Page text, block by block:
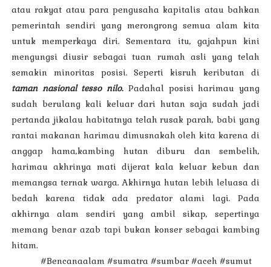
atau rakyat atau para pengusaha kapitalis atau bahkan
pemerintah sendiri yang merongrong semua alam kita
untuk memperkaya diri. Sementara itu, gajahpun kini
mengungsi diusir sebagai tuan rumah asli yang telah
semakin minoritas posisi. Seperti kisruh keributan di
taman nasional tesso nilo. Padahal posisi harimau yang
sudah berulang kali keluar dari hutan saja sudah jadi
pertanda jikalau habitatnya telah rusak parah, babi yang
rantai makanan harimau dimusnakah oleh kita karena di
anggap hama,kambing hutan diburu dan sembelih,
harimau akhrinya mati dijerat kala keluar kebun dan
memangsa ternak warga. Akhirnya hutan lebih leluasa di
bedah karena tidak ada predator alami lagi. Pada
akhirnya alam sendiri yang ambil sikap, sepertinya
memang benar azab tapi bukan konser sebagai kambing
hitam.
#Bencanaalam #sumatra #sumbar #aceh #sumut